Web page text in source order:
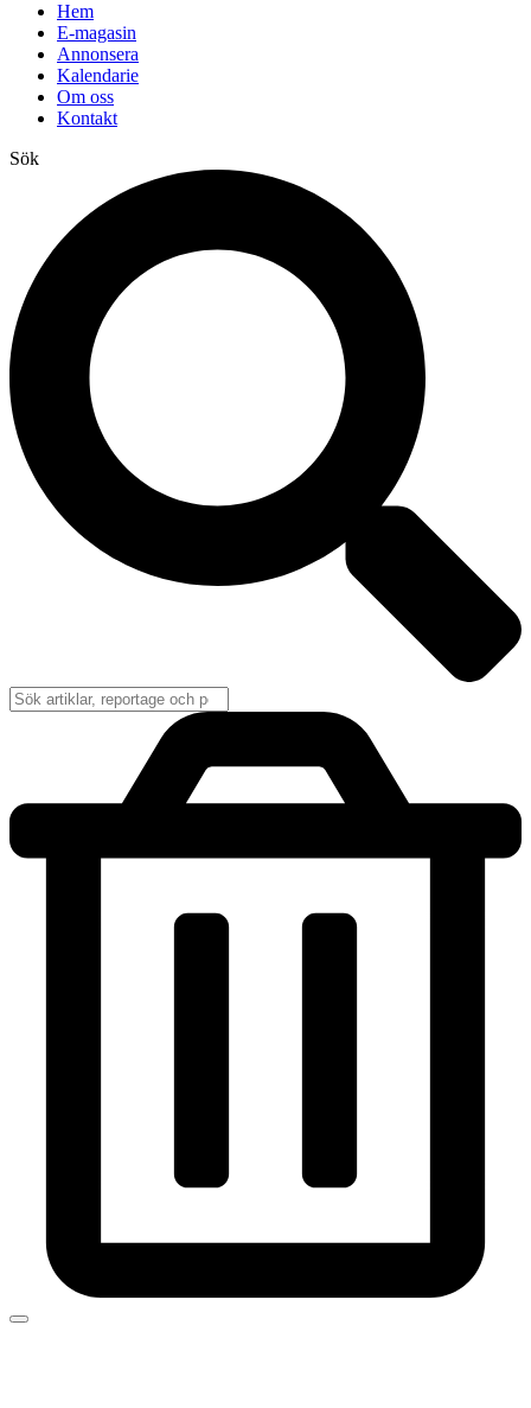
Hem
E-magasin
Annonsera
Kalendarie
Om oss
Kontakt
Sök